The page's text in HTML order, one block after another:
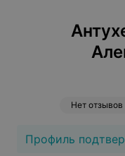
Нет отзывов
Профиль